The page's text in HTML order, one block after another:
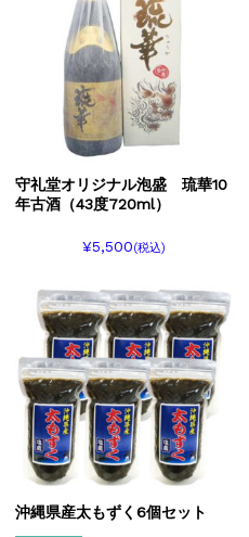
守礼堂オリジナル泡盛 琉華10
年古酒（43度720ml）
¥5,500(税込)
沖縄県産太もずく6個セット